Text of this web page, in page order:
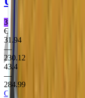
Заборонене ПП
Є StatTrak
31.94
—
230.12
43.4
—
284.99
Clutch Case